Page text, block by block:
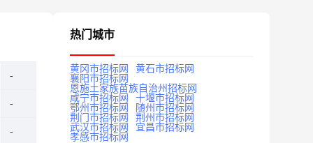
热门城市
黄冈市招标网
黄石市招标网
襄阳市招标网
恩施土家族苗族自治州招标网
咸宁市招标网
十堰市招标网
鄂州市招标网
随州市招标网
荆门市招标网
荆州市招标网
武汉市招标网
宜昌市招标网
孝感市招标网